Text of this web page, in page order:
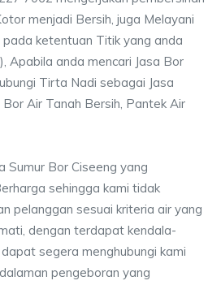
menjadi Bersih, juga Melayani
ketentuan Titik yang anda
Apabila anda mencari Jasa Bor
Tirta Nadi sebagai Jasa
Air Tanah Bersih, Pantek Air
Sumur Bor Ciseeng yang
sehingga kami tidak
pelanggan sesuai kriteria air yang
dengan terdapat kendala-
segera menghubungi kami
pengeboran yang